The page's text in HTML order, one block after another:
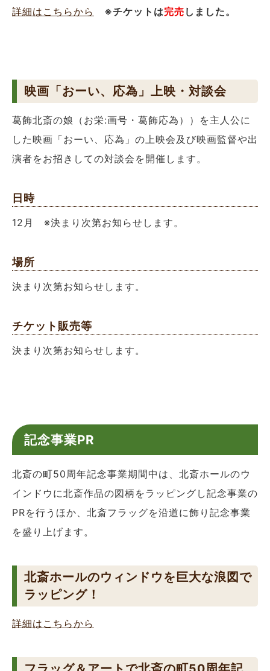
詳細はこちらから ※チケットは完売 しました。
映画「おーい、応為」上映・対談会
葛飾北斎の娘（お栄:画号・葛飾応為））を主人公に
した映画「おーい、応為」の上映会及び映画監督や出
演者をお招きしての対談会を開催します。
日時
12月 ※決まり次第お知らせします。
場所
決まり次第お知らせします。
チケット販売等
決まり次第お知らせします。
記念事業PR
北斎の町50周年記念事業期間中は、北斎ホールのウ
インドウに北斎作品の図柄をラッピングし記念事業の
PRを行うほか、北斎フラッグを沿道に飾り記念事業
を盛り上げます。
北斎ホールのウィンドウを巨大な浪図で
ラッピング！
詳細はこちらから